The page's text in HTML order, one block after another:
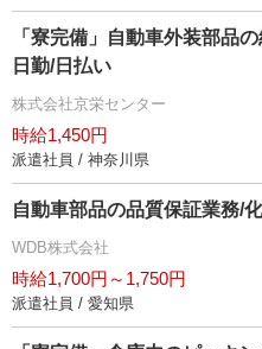
「寮完備」自動車外装部品
日勤/日払い
株式会社京栄センター
時給1,450円
派遣社員 / 神奈川県
自動車部品の品質保証業務/
WDB株式会社
時給1,700円～1,750円
派遣社員 / 愛知県